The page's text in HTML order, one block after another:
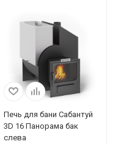
Печь для бани Сабантуй
3D 16 Панорама бак
слева